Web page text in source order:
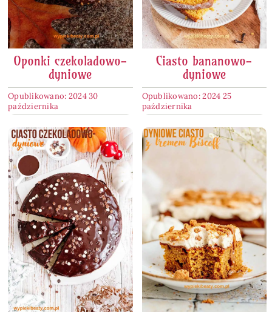
Oponki czekoladowo-
dyniowe
Opublikowano: 2024 30
października
Ciasto bananowo-
dyniowe
Opublikowano: 2024 25
października